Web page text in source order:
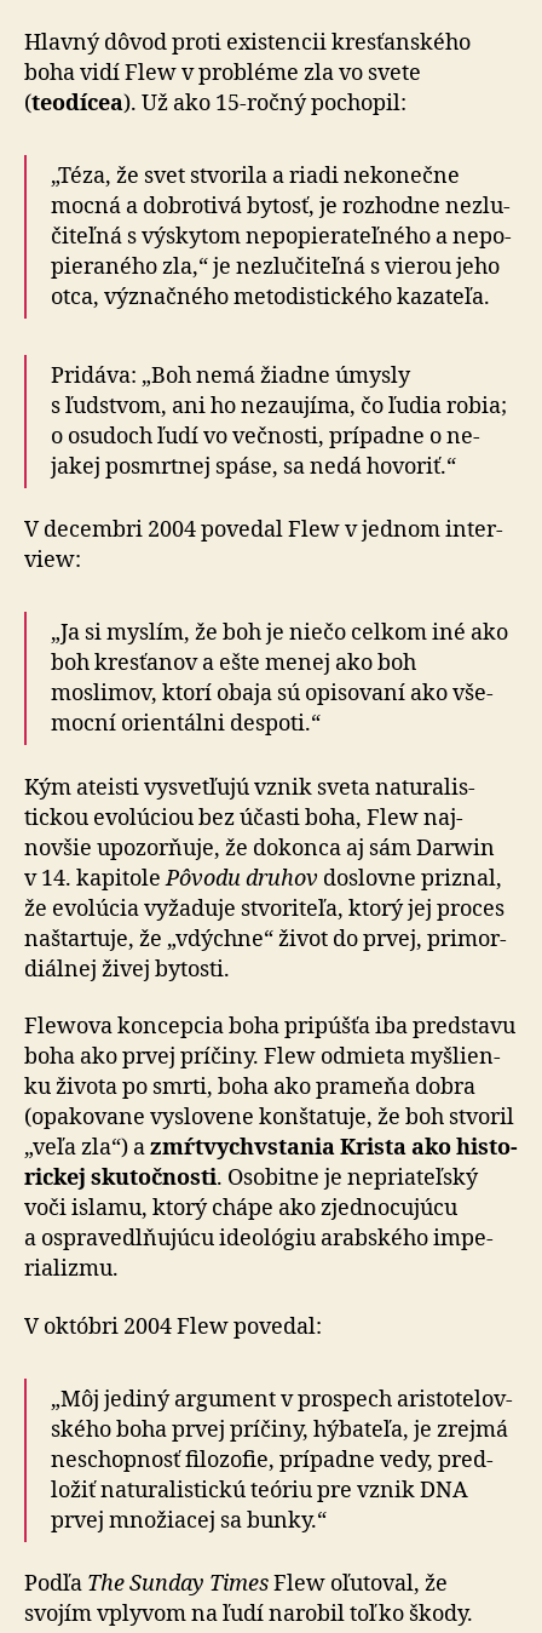
Hlavný dôvod proti existencii kresťanského
boha vidí Flew v probléme zla vo svete
(teodícea). Už ako 15-ročný pochopil:
„Téza, že svet stvorila a riadi ne­ko­nečne
mocná a dobro­tivá bytosť, je rozhodne ne­zlu­
či­teľná s výskytom ne­po­pie­ra­teľ­ného a ne­po­
pie­ra­ného zla,“ je ne­zlu­či­teľná s vierou jeho
otca, význačného me­to­distic­kého kazateľa.
Pridáva: „Boh nemá žiadne úmysly
s ľudstvom, ani ho nezaujíma, čo ľudia robia;
o osu­doch ľudí vo več­nosti, prí­padne o ne­
jakej posmrtnej spáse, sa nedá hovoriť.“
V decembri 2004 povedal Flew v jed­nom inter­
view:
„Ja si myslím, že boh je niečo celkom iné ako
boh kresťanov a ešte menej ako boh
moslimov, ktorí obaja sú opi­so­vaní ako vše­
mocní orientálni despoti.“
Kým ateisti vysvetľujú vznik sveta na­tu­ra­lis­
tickou evo­lú­ciou bez účasti boha, Flew naj­
novšie upo­zor­ňuje, že do­konca aj sám Darwin
v 14. ka­pi­tolePôvodu druhov doslovne priznal,
že evolúcia vyžaduje stvo­ri­teľa, ktorý jej proces
naštartuje, že „vdýchne“ život do prvej, pri­mor­
diálnej živej bytosti.
Flewova koncepcia boha pripúšťa iba predstavu
boha ako prvej príčiny. Flew odmieta myš­lien­
ku života po smrti, boha ako pra­meňa dobra
(opa­ko­vane vyslo­vene kon­šta­tuje, že boh stvoril
„veľa zla“) azmŕtvych­vstania Krista ako histo­
rickej sku­toč­nosti. Osobitne je ne­pria­teľský
voči islamu, ktorý chápe ako zjed­no­cu­júcu
a ospra­vedlňu­júcu ide­o­lógiu arabského im­pe­
ria­lizmu.
V októbri 2004 Flew povedal:
„Môj jediný argument v prospech aristo­te­lov­
ského boha prvej príčiny, hýbateľa, je zrejmá
neschopnosť fi­lo­zofie, prí­padne vedy, pred­
ložiť na­tu­ra­lis­tickú teóriu pre vznik DNA
prvej mno­žiacej sa bunky.“
Podľa The Sunday TimesFlew oľutoval, že
svojím vplyvom na ľudí narobil toľko škody.